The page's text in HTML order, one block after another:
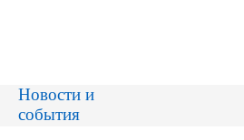
Новости и
события